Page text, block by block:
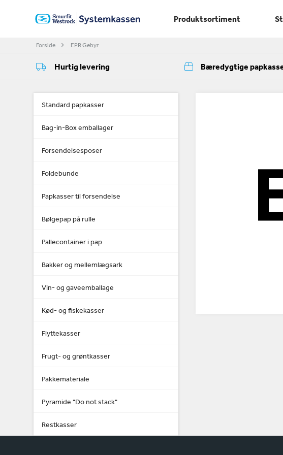
Produktsortiment
Forside EPR Gebyr
Hurtig levering Bæredygtige
Standard papkasser
Bag-in-Box emballager
Forsendelsesposer
Foldebunde
Papkasser til forsendelse
Bølgepap på rulle
Pallecontainer i pap
Bakker og mellemlægsark
Vin- og gaveemballage
Kød- og fiskekasser
Flyttekasser
Frugt- og grøntkasser
Pakkemateriale
Pyramide "Do not stack"
Restkasser